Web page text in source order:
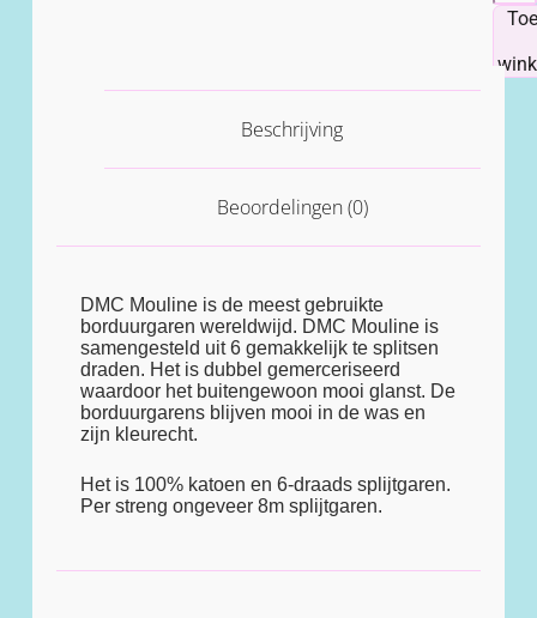
Beschrijving
Beoordelingen (0)
DMC Mouline is de meest gebruikte
borduurgaren wereldwijd. DMC Mouline is
samengesteld uit 6 gemakkelijk te splitsen
draden. Het is dubbel gemerceriseerd
waardoor het buitengewoon mooi glanst. De
borduurgarens blijven mooi in de was en
zijn kleurecht.
Het is 100% katoen en 6-draads splijtgaren.
Per streng ongeveer 8m splijtgaren.